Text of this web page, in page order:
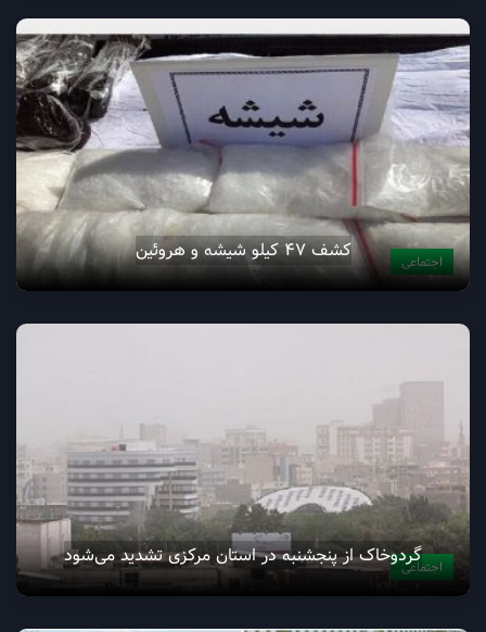
اجتماعی کشف ۴۷ کیلو شیشه و هروئین
اجتماعیگردوخاک از پنجشنبه در استان مرکزی تشدید می‌شود